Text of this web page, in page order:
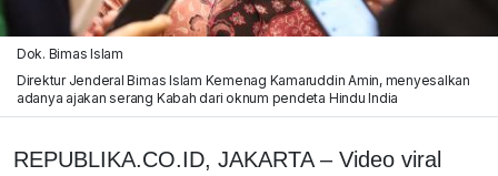
Dok. Bimas Islam
Direktur Jenderal Bimas Islam Kemenag Kamaruddin Amin, menyesalkan
adanya ajakan serang Kabah dari oknum pendeta Hindu India
REPUBLIKA.CO.ID, JAKARTA – Video viral